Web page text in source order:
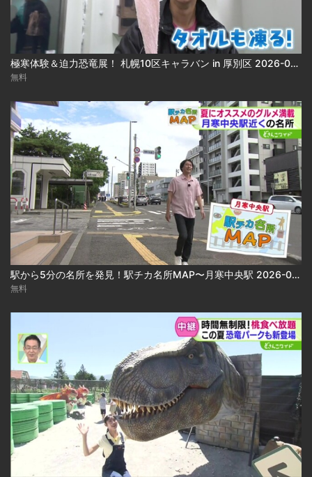
極寒体験＆迫力恐竜展！ 札幌10区キャラバン in 厚別区 2026-08-05
無料
駅から5分の名所を発見！駅チカ名所MAP〜月寒中央駅 2026-08-05
無料